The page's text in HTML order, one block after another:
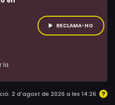
la
RECLAMA-HO
2 d'agost de 2026 a les 14:26